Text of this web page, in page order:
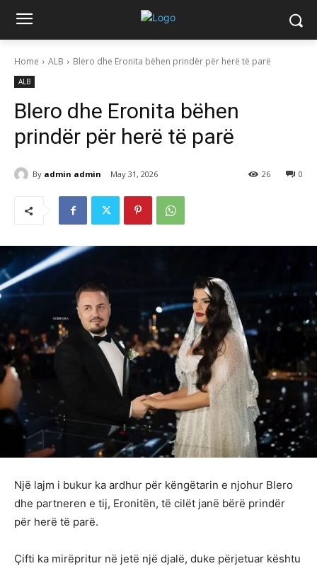
Home ALB Blero dhe Eronita bëhen prindër për herë të parë
ALB
Blero dhe Eronita bëhen
prindër për herë të parë
By admin admin May 31, 2026 0
26
Një lajm i bukur ka ardhur për këngëtarin e njohur Blero
dhe partneren e tij, Eronitën, të cilët janë bërë prindër
për herë të parë.
Çifti ka mirëpritur në jetë një djalë, duke përjetuar kështu